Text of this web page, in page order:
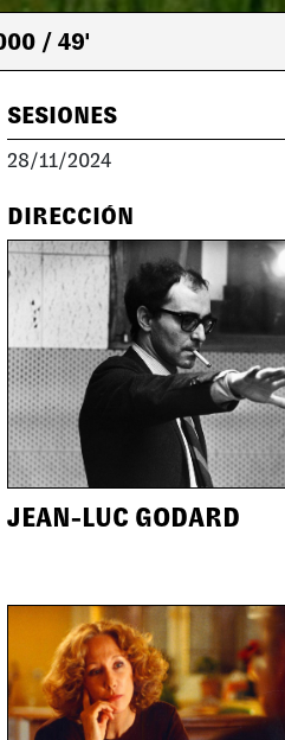
/ 49'
SESIONES
28/11/2024
DIRECCIÓN
JEAN-LUC GODARD